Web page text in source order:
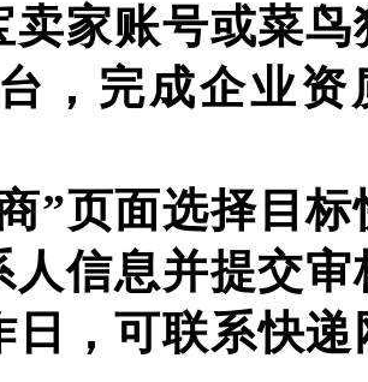
家账号或菜鸟
，完成企业资
”页面选择目标
信息并提交审
，可联系快递